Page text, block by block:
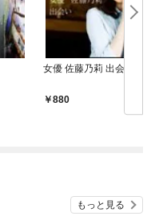
女優 佐藤乃莉 出会い
￥880
もっと見る